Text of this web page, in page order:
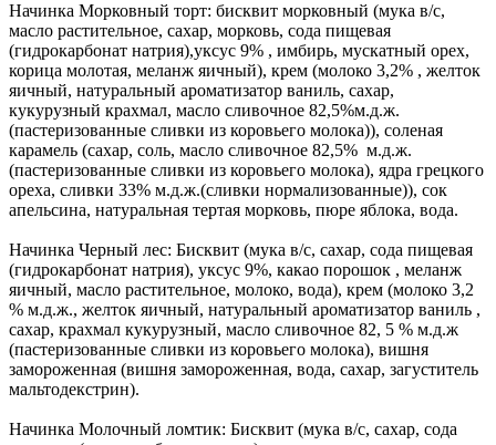
Начинка Морковный торт: бисквит морковный (мука в/с,
масло растительное, сахар, морковь, сода пищевая
(гидрокарбонат натрия),уксус 9% , имбирь, мускатный орех,
корица молотая, меланж яичный), крем (молоко 3,2% , желток
яичный, натуральный ароматизатор ваниль, сахар,
кукурузный крахмал, масло сливочное 82,5%м.д.ж.
(пастеризованные сливки из коровьего молока)), соленая
карамель (сахар, соль, масло сливочное 82,5% м.д.ж.
(пастеризованные сливки из коровьего молока), ядра грецкого
ореха, сливки 33% м.д.ж.(сливки нормализованные)), сок
апельсина, натуральная тертая морковь, пюре яблока, вода.
Начинка Черный лес: Бисквит (мука в/с, сахар, сода пищевая
(гидрокарбонат натрия), уксус 9%, какао порошок , меланж
яичный, масло растительное, молоко, вода), крем (молоко 3,2
% м.д.ж., желток яичный, натуральный ароматизатор ваниль ,
сахар, крахмал кукурузный, масло сливочное 82, 5 % м.д.ж
(пастеризованные сливки из коровьего молока), вишня
замороженная (вишня замороженная, вода, сахар, загуститель
мальтодекстрин).
Начинка Молочный ломтик: Бисквит (мука в/с, сахар, сода